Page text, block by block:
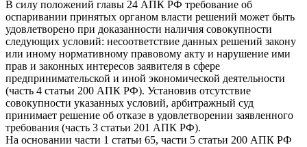
В силу положений главы 24 АПК РФ требование об
оспаривании принятых органом власти решений может быть
удовлетворено при доказанности наличия совокупности
следующих условий: несоответствие данных решений закону
или иному нормативному правовому акту и нарушение ими
прав и законных интересов заявителя в сфере
предпринимательской и иной экономической деятельности
(часть 4 статьи 200 АПК РФ). Установив отсутствие
совокупности указанных условий, арбитражный суд
принимает решение об отказе в удовлетворении заявленного
требования (часть 3 статьи 201 АПК РФ).
На основании части 1 статьи 65, части 5 статьи 200 АПК РФ